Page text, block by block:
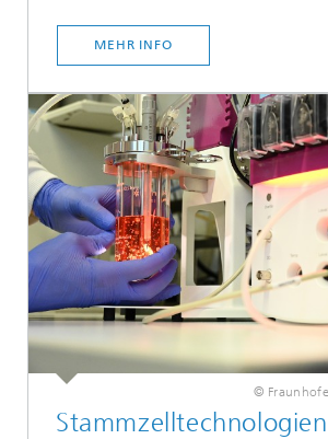
MEHR INFO
©
Stammzelltechnologien